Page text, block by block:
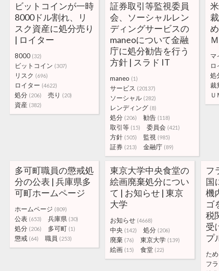
ビットコインが一時
8000ドル割れ、リ
スク資産に処分売り
| ロイター
8000 (32)
ビットコイン (307)
リスク (696)
ロイター (4622)
処分 (206) 売り (20)
資産 (382)
証券取引等監視委員
会、ソーシャルレン
ディングサービスの
maneoについて金融
庁に処分勧告を行う
方針 | スラド IT
maneo (1)
サービス (20137)
ソーシャル (282)
レンディング (8)
処分 (206) 勧告 (118)
取引等 (15) 委員会 (421)
方針 (505) 監視 (985)
証券 (213) 金融庁 (89)
マ
ロ
処
裁
Ｕ
多可町職員の懲戒処
分の公表 | 兵庫県多
可町ホームページ
ホームページ (809)
公表 (653) 兵庫県 (30)
処分 (206) 多可町 (1)
懲戒 (64) 職員 (253)
東京大学中央食堂の
絵画廃棄処分につい
て | お知らせ | 東京
大学
お知らせ (4668)
中央 (142) 処分 (206)
廃棄 (76) 東京大学 (139)
絵画 (15) 食堂 (22)
フ
国
機
ゴ
税
受
プ
ため
フ